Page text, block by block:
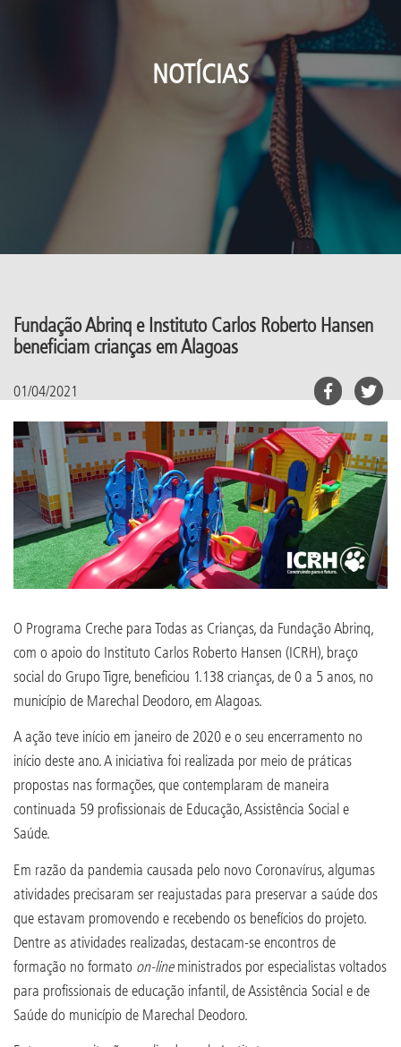
NOTÍCIAS
Fundação Abrinq e Instituto Carlos Roberto Hansen
beneficiam crianças em Alagoas
01/04/2021
O Programa Creche para Todas as Crianças, da Fundação Abrinq,
com o apoio do Instituto Carlos Roberto Hansen (ICRH), braço
social do Grupo Tigre, beneficiou 1.138 crianças, de 0 a 5 anos, no
município de Marechal Deodoro, em Alagoas.
A ação teve início em janeiro de 2020 e o seu encerramento no
início deste ano. A iniciativa foi realizada por meio de práticas
propostas nas formações, que contemplaram de maneira
continuada 59 profissionais de Educação, Assistência Social e
Saúde.
Em razão da pandemia causada pelo novo Coronavírus, algumas
atividades precisaram ser reajustadas para preservar a saúde dos
que estavam promovendo e recebendo os benefícios do projeto.
Dentre as atividades realizadas, destacam-se encontros de
formação no formato on-lineministrados por especialistas voltados
para profissionais de educação infantil, de Assistência Social e de
Saúde do município de Marechal Deodoro.